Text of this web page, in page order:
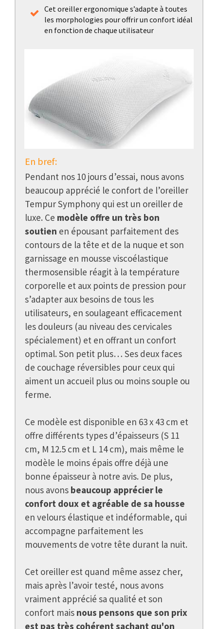
Cet oreiller ergonomique s’adapte à toutes
les morphologies pour offrir un confort idéal
en fonction de chaque utilisateur
En bref:
Pendant nos 10 jours d’essai, nous avons
beaucoup apprécié le confort de l’oreiller
Tempur Symphony qui est un oreiller de
luxe. Ce modèle offre un très bon
soutien en épousant parfaitement des
contours de la tête et de la nuque et son
garnissage en mousse viscoélastique
thermosensible réagit à la température
corporelle et aux points de pression pour
s’adapter aux besoins de tous les
utilisateurs, en soulageant efficacement
les douleurs (au niveau des cervicales
spécialement) et en offrant un confort
optimal. Son petit plus… Ses deux faces
de couchage réversibles pour ceux qui
aiment un accueil plus ou moins souple ou
ferme.
Ce modèle est disponible en 63 x 43 cm et
offre différents types d’épaisseurs (S 11
cm, M 12.5 cm et L 14 cm), mais même le
modèle le moins épais offre déjà une
bonne épaisseur à notre avis. De plus,
nous avons beaucoup apprécier le
confort doux et agréable de sa housse
en velours élastique et indéformable, qui
accompagne parfaitement les
mouvements de votre tête durant la nuit.
Cet oreiller est quand même assez cher,
mais après l’avoir testé, nous avons
vraiment apprécié sa qualité et son
confort mais nous pensons que son prix
est pas très cohérent sachant qu'on